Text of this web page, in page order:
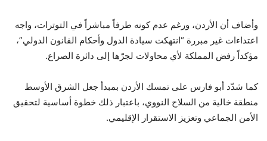
وأضاف أن الأردن، ورغم عدم كونه طرفاً مباشراً في التوترات، واجه
اعتداءات غير مبررة “انتهكت سيادة الدول وأحكام القانون الدولي”،
مؤكداً رفض المملكة لأي محاولات لجرّها إلى دائرة الصراع.
كما شدّد أبو فارس على تمسك الأردن بمبدأ جعل الشرق الأوسط
منطقة خالية من السلاح النووي، باعتبار ذلك خطوة أساسية لتحقيق
الأمن الجماعي وتعزيز الاستقرار الإقليمي.